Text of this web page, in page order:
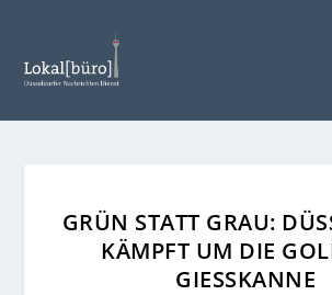
GRÜN STATT GRAU:
KÄMPFT UM DIE
GIESSKANNE